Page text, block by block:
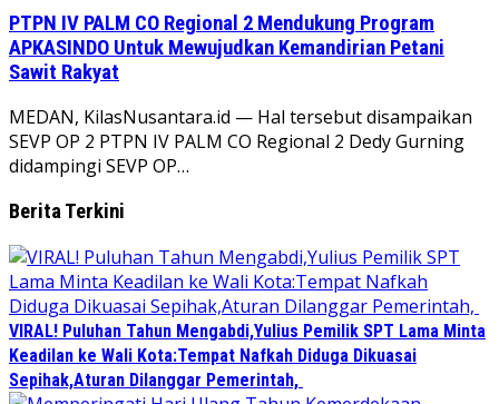
PTPN IV PALM CO Regional 2 Mendukung Program
APKASINDO Untuk Mewujudkan Kemandirian Petani
Sawit Rakyat
MEDAN, KilasNusantara.id — Hal tersebut disampaikan
SEVP OP 2 PTPN IV PALM CO Regional 2 Dedy Gurning
didampingi SEVP OP…
Berita Terkini
VIRAL! Puluhan Tahun Mengabdi,Yulius Pemilik SPT Lama Minta
Keadilan ke Wali Kota:Tempat Nafkah Diduga Dikuasai
Sepihak,Aturan Dilanggar Pemerintah,